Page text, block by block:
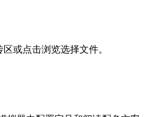
或点击浏览选择文件。